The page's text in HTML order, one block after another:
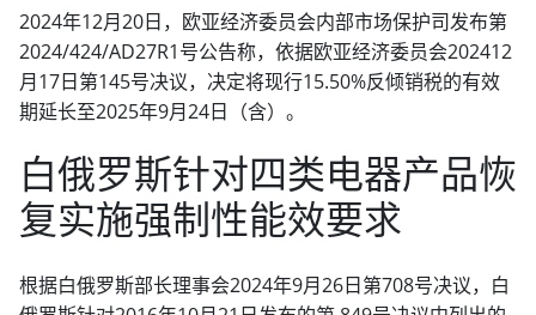
2024年12月20日，欧亚经济委员会内部市场保护司发布第
2024/424/AD27R1号公告称，依据欧亚经济委员会202412
月17日第145号决议，决定将现行15.50%反倾销税的有效
期延长至2025年9月24日（含）。
白俄罗斯针对四类电器产品恢
复实施强制性能效要求
根据白俄罗斯部长理事会2024年9月26日第708号决议，白